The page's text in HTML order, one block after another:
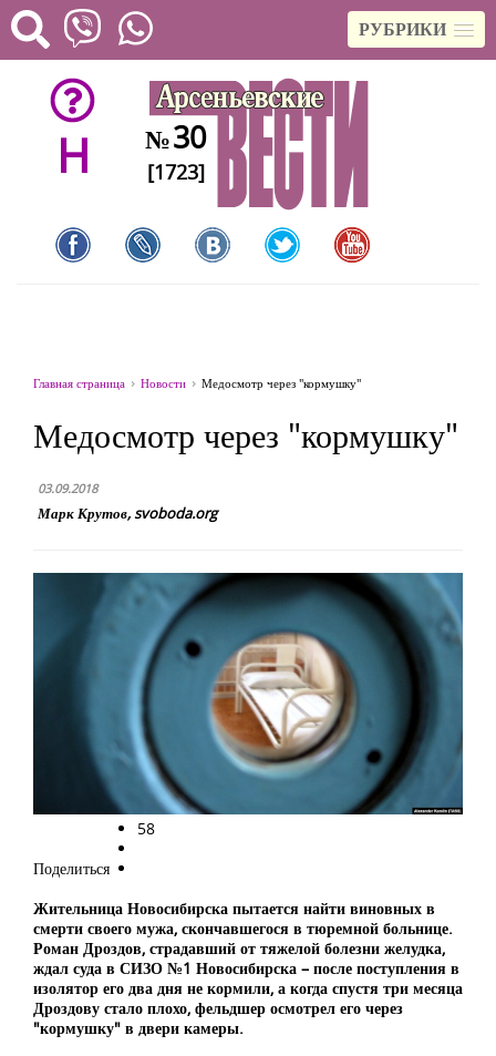
РУБРИКИ
H №30
[1723]
Главная страница Новости Медосмотр через "кормушку"
Медосмотр через "кормушку"
03.09.2018
Марк Крутов, svoboda.org
Поделиться
58
Жительница Новосибирска пытается найти виновных в
смерти своего мужа, скончавшегося в тюремной больнице.
Роман Дроздов, страдавший от тяжелой болезни желудка,
ждал суда в СИЗО №1 Новосибирска – после поступления в
изолятор его два дня не кормили, а когда спустя три месяца
Дроздову стало плохо, фельдшер осмотрел его через
"кормушку" в двери камеры.